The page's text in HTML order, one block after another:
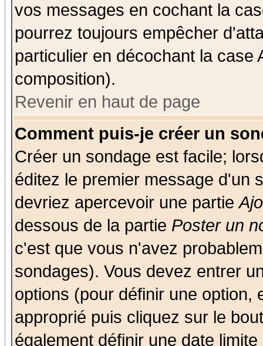
vos messages en cochant la
pourrez toujours empêcher
particulier en décochant la case
composition).
Revenir en haut de page
Comment puis-je créer un
Créer un sondage est facile;
éditez le premier message d'un
devriez apercevoir une partie
dessous de la partie Poster un
c'est que vous n'avez
sondages). Vous devez entrer
options (pour définir une option,
approprié puis cliquez sur le
également définir une date